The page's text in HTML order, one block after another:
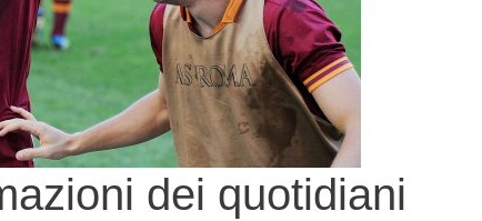
dei quotidiani